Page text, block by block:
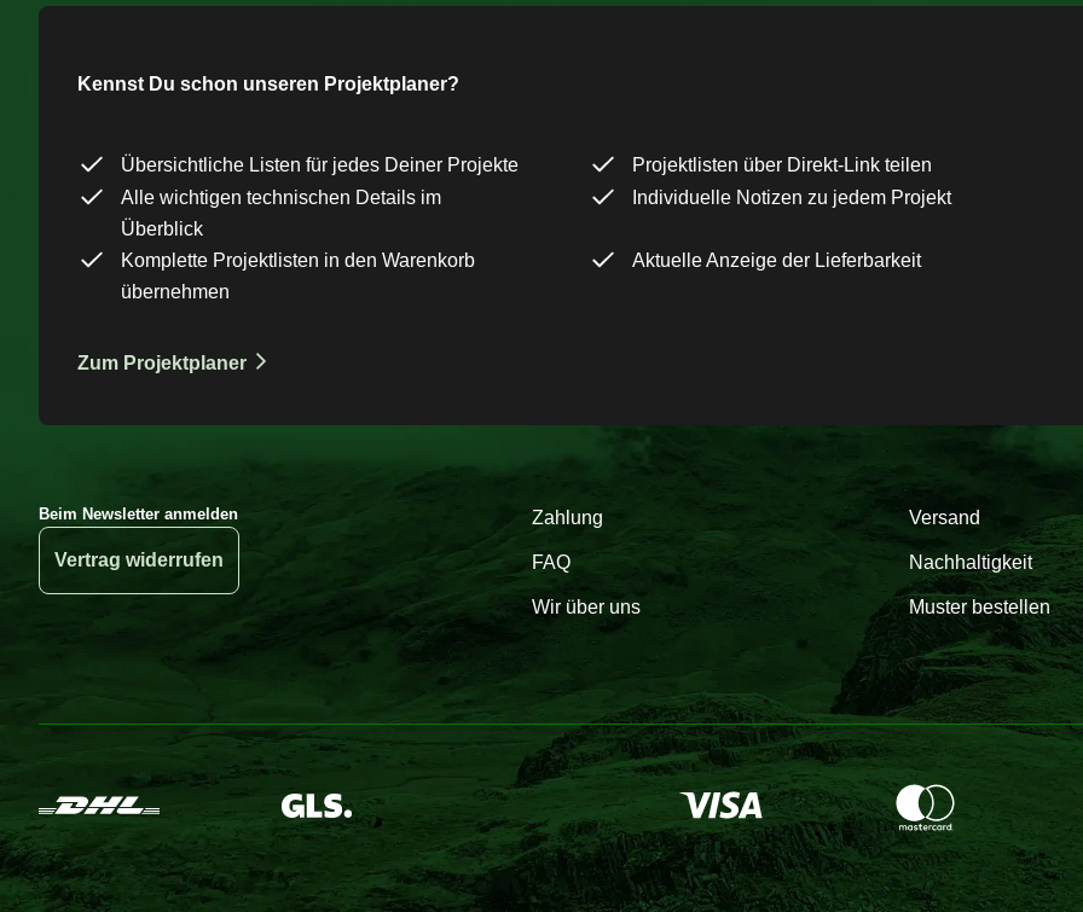
Kennst Du schon unseren Projektplaner?
Übersichtliche Listen für jedes Deiner Projekte
Projektlisten über Direkt-Link teilen
Alle wichtigen technischen Details im
Überblick
Individuelle Notizen zu jedem Projekt
Komplette Projektlisten in den Warenkorb
übernehmen
Aktuelle Anzeige der Lieferbarkeit
Zum Projektplaner
Beim Newsletter anmelden
Vertrag widerrufen
Zahlung Versand
FAQ Nachhaltigkeit
Wir über uns Muster bestellen